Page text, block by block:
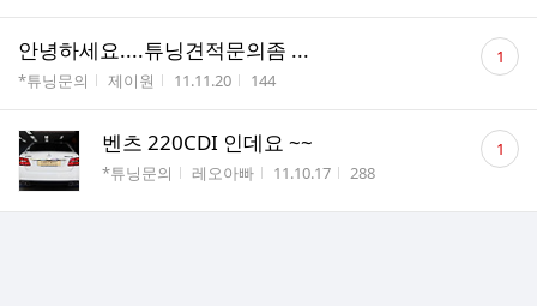
안녕하세요....튜닝견적문의좀 ...
게시판명
*튜닝문의 작성자
제이원 작성시간
11.11.20 조회수
144
댓
글 1
벤츠 220CDI 인데요 ~~
게시판명
*튜닝문의 작성자
레오아빠 작성시간
11.10.17 조회수
288
댓
글 1